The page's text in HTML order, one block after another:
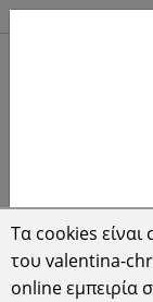
Τα cookies είναι
του valentina-
online εμπειρία